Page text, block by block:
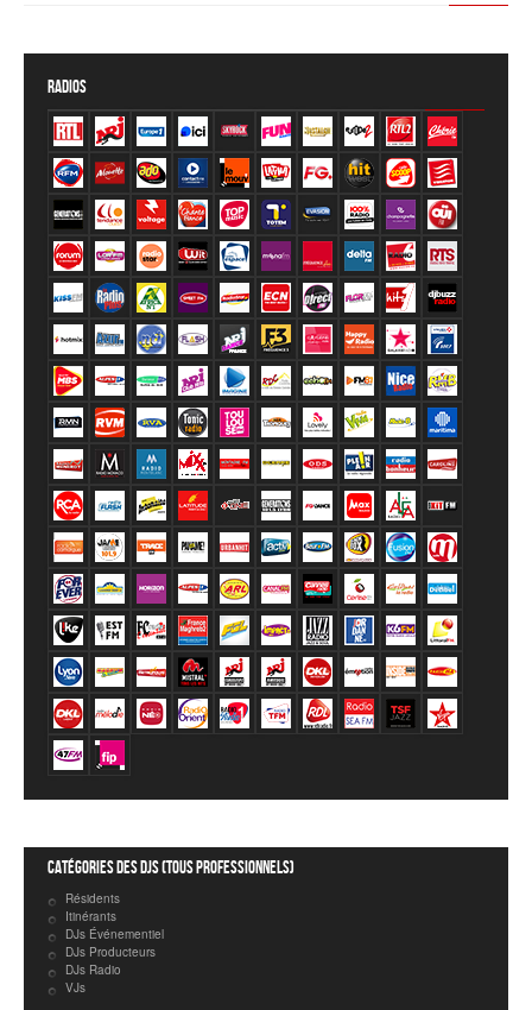
Réservé aux membres
Inscription
Radios
Catégories des DJs (tous professionnels)
Résidents
Itinérants
DJs Événementiel
DJs Producteurs
DJs Radio
VJs